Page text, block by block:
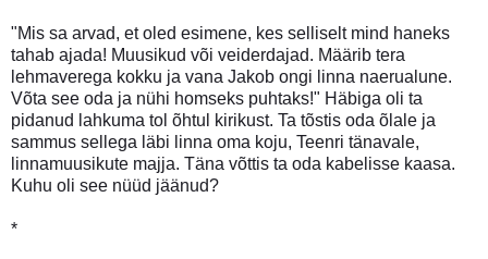
"Mis sa arvad, et oled esimene, kes selliselt mind haneks
tahab ajada! Muusikud või veiderdajad. Määrib tera
lehmaverega kokku ja vana Jakob ongi linna naerualune.
Võta see oda ja nühi homseks puhtaks!" Häbiga oli ta
pidanud lahkuma tol õhtul kirikust. Ta tõstis oda õlale ja
sammus sellega läbi linna oma koju, Teenri tänavale,
linnamuusikute majja. Täna võttis ta oda kabelisse kaasa.
Kuhu oli see nüüd jäänud?
*